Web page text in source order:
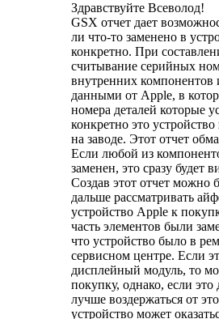
Здравствуйте Всеволод!
GSX отчет дает
ли что-то заменено в
конкретно. При
считывание серийных
внутренних компонентов
данными от Apple, в
номера деталей которые
конкретно это
на заводе. Этот отчет
Если любой из
заменен, это сразу будет
Создав этот отчет можно
дальше рассматривать
устройство Apple к
часть элементов были
что устройство было в
сервисном центре. Если
дисплейный модуль, то
покупку, однако, если
лучше воздержаться от
устройство может